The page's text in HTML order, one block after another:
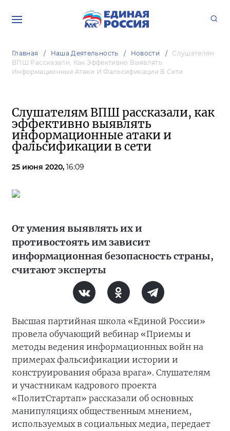
Главная Наша Деятельность Новости
Слушателям
ВПШ Рассказали, Как Эффективно Выявлять
Информационные Атаки И Фальсификации В Сети
Слушателям ВПШ рассказали, как
эффективно выявлять
информационные атаки и
фальсификации в сети
25 июня 2020, 16:09
От умения выявлять их и
противостоять им зависит
информационная безопасность страны,
считают эксперты
Высшая партийная школа «Единой России»
провела обучающий вебинар «Приемы и
методы ведения информационных войн на
примерах фальсификации истории и
конструирования образа врага». Слушателям
и участникам кадрового проекта
«ПолитСтартап» рассказали об основных
манипуляциях общественным мнением,
используемых в социальных медиа, передает